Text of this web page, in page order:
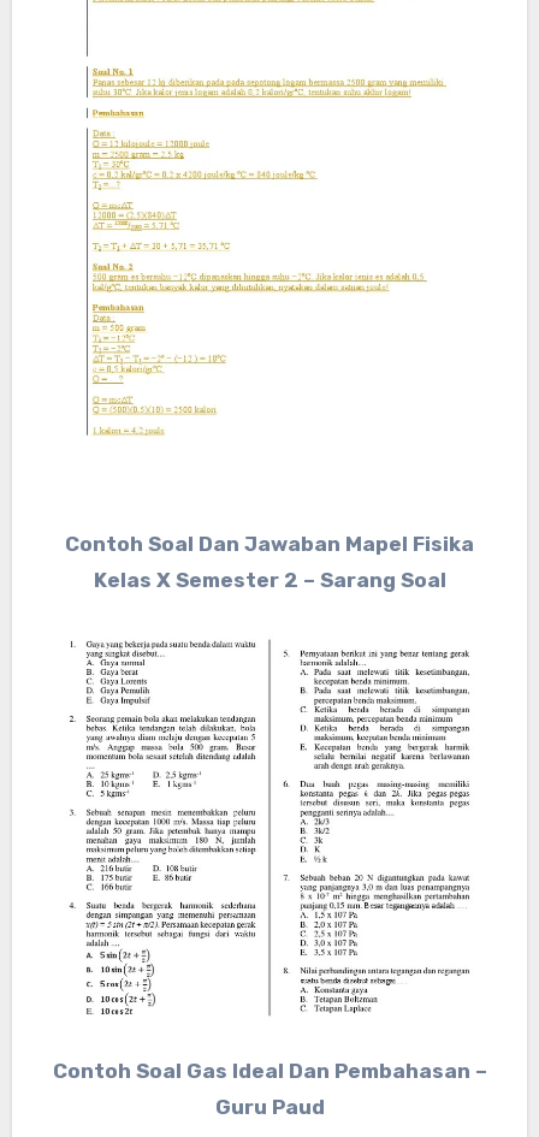
Contoh Soal Dan Jawaban Mapel Fisika
Kelas X Semester 2 – Sarang Soal
Contoh Soal Gas Ideal Dan Pembahasan –
Guru Paud